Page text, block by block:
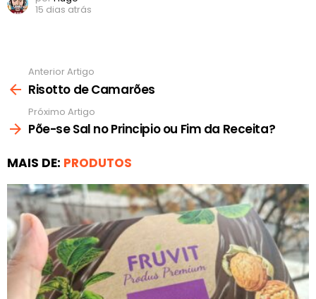
15 dias atrás
mais
Anterior Artigo
Risotto de Camarões
Próximo Artigo
Põe-se Sal no Principio ou Fim da Receita?
MAIS DE: PRODUTOS